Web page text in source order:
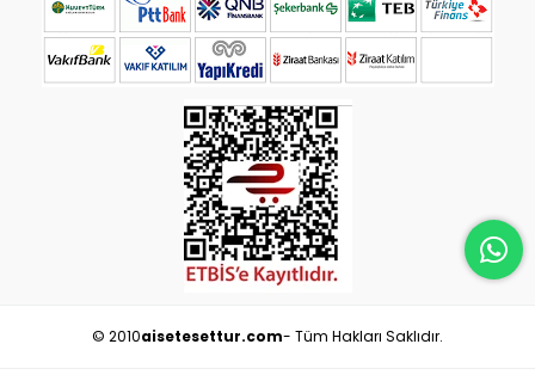
© 2010aisetesettur.com- Tüm Hakları Saklıdır.